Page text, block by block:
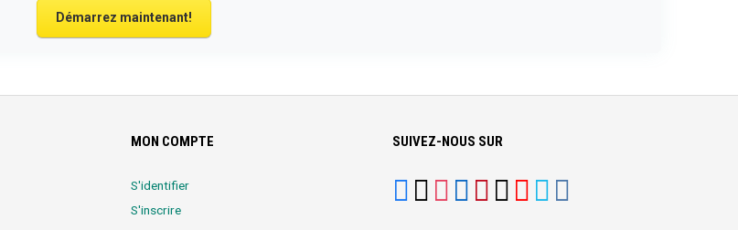
Démarrez maintenant!
MON COMPTE
S'identifier
S'inscrire
SUIVEZ-NOUS SUR